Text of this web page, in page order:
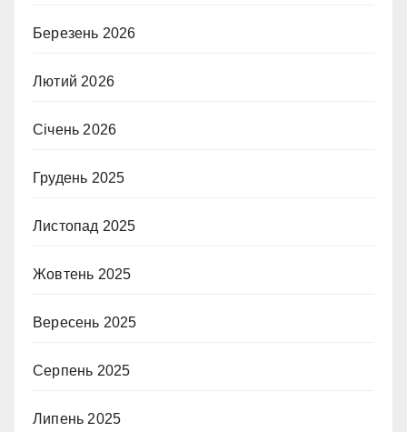
Березень 2026
Лютий 2026
Січень 2026
Грудень 2025
Листопад 2025
Жовтень 2025
Вересень 2025
Серпень 2025
Липень 2025